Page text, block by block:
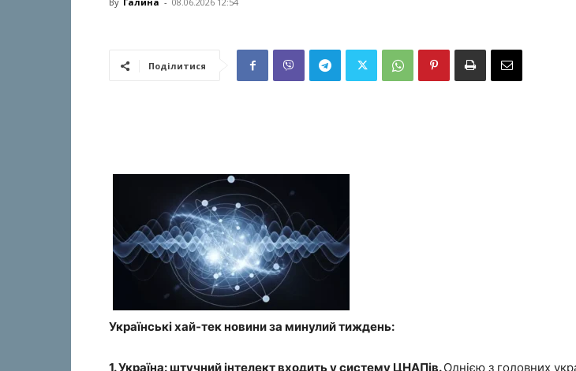
Поділитися
Українські хай-тек новини за минулий тиждень:
1. Україна: штучний інтелект входить у систему ЦНАПів.Однією з головних